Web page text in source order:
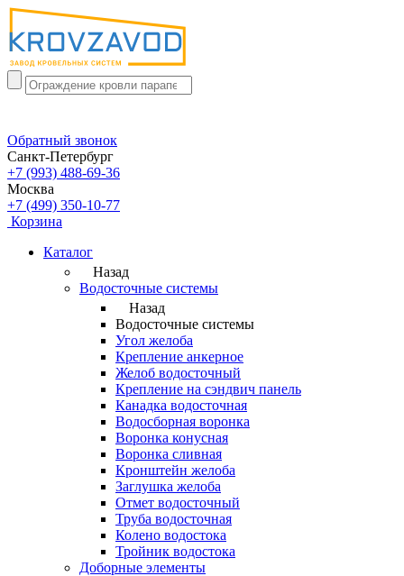
Обратный звонок
Санкт-Петербург
+7 (993) 488-69-36
Москва
+7 (499) 350-10-77
Корзина
Каталог
Назад
Водосточные системы
Назад
Водосточные системы
Угол желоба
Крепление анкерное
Желоб водосточный
Крепление на сэндвич панель
Канадка водосточная
Водосборная воронка
Воронка конусная
Воронка сливная
Кронштейн желоба
Заглушка желоба
Отмет водосточный
Труба водосточная
Колено водостока
Тройник водостока
Доборные элементы